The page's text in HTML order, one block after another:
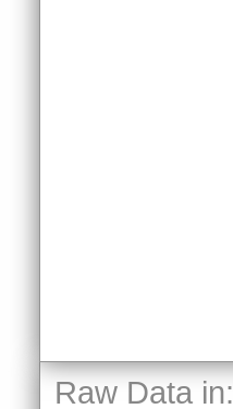
Raw Data in: